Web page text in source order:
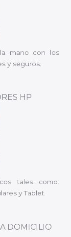
mano con los
y seguros.
HP
tales como:
y Tablet.
DOMICILIO